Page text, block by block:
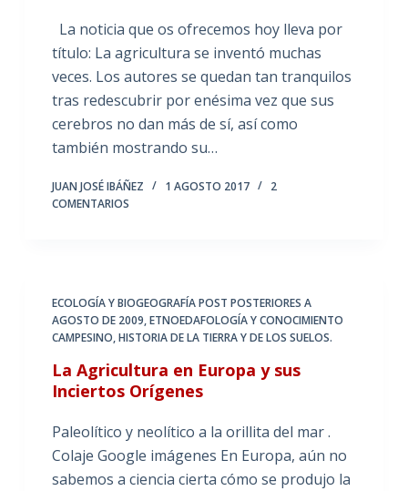
La noticia que os ofrecemos hoy lleva por
título: La agricultura se inventó muchas
veces. Los autores se quedan tan tranquilos
tras redescubrir por enésima vez que sus
cerebros no dan más de sí, así como
también mostrando su…
JUAN JOSÉ IBÁÑEZ 1 AGOSTO 2017
2
COMENTARIOS
ECOLOGÍA Y BIOGEOGRAFÍA POST POSTERIORES A
AGOSTO DE 2009,ETNOEDAFOLOGÍA Y CONOCIMIENTO
CAMPESINO,HISTORIA DE LA TIERRA Y DE LOS SUELOS.
La Agricultura en Europa y sus
Inciertos Orígenes
Paleolítico y neolítico a la orillita del mar .
Colaje Google imágenes En Europa, aún no
sabemos a ciencia cierta cómo se produjo la